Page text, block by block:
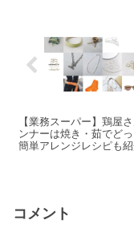
【業務スーパー】鶏屋
ンナーは焼き・茹でど
簡単アレンジレシピも
コメント